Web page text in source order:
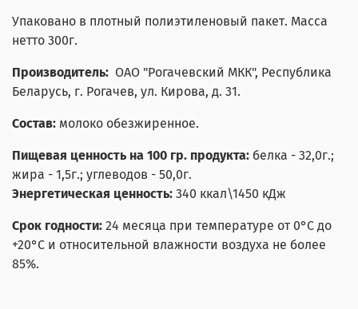
Упаковано в плотный полиэтиленовый пакет. Масса
нетто 300г.
Производитель: ОАО "Рогачевский МКК", Республика
Беларусь, г. Рогачев, ул. Кирова, д. 31.
Состав: молоко обезжиренное.
Пищевая ценность на 100 гр. продукта: белка - 32,0г.;
жира - 1,5г.; углеводов - 50,0г.
Энергетическая ценность: 340 ккал\1450 кДж
Срок годности: 24 месяца при температуре от 0°С до
+20°С и относительной влажности воздуха не более
85%.